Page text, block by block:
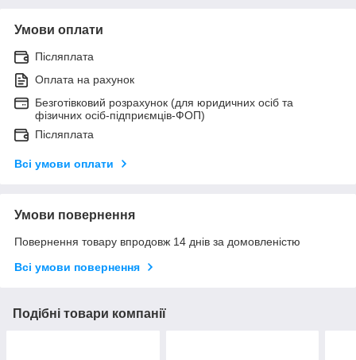
Умови оплати
Післяплата
Оплата на рахунок
Безготівковий розрахунок (для юридичних осіб та
фізичних осіб-підприємців-ФОП)
Післяплата
Всі умови оплати
Умови повернення
Повернення товару впродовж 14 днів за домовленістю
Всі умови повернення
Подібні товари компанії